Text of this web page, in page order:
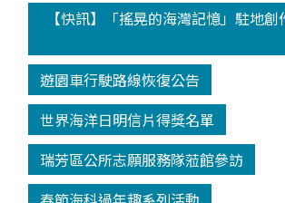
【快訊】「搖晃的海灣記憶」駐地
遊園車行駛路線恢復公告
世界海洋日明信片得獎名單
瑞芳區公所志願服務隊蒞館參訪